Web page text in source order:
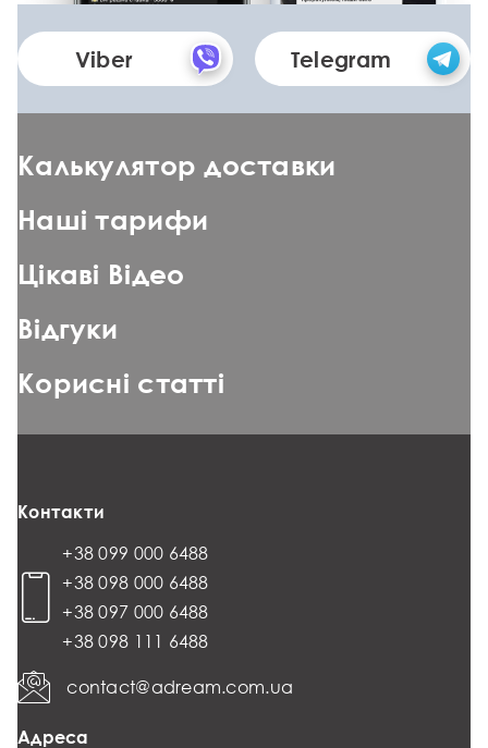
Viber Telegram
Калькулятор доставки
Наші тарифи
Цікаві Відео
Відгуки
Корисні статті
Контакти
+38 099 000 6488
+38 098 000 6488
+38 097 000 6488
+38 098 111 6488
contact@adream.com.ua
Адреса